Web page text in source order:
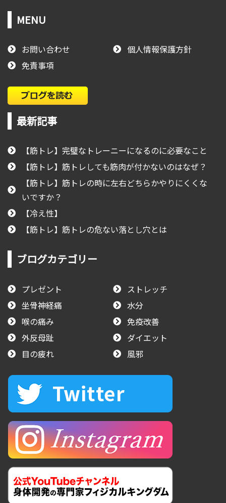
MENU
お問い合わせ
個人情報保護方針
免責事項
最新記事
【筋トレ】完璧なトレーニーになるのに必要なこと
【筋トレ】筋トレしても筋肉が付かないのはなぜ？
【筋トレ】筋トレの時に左右どちらかやりにくくな
いですか？
【冷え性】
【筋トレ】筋トレの危ない落とし穴とは
ブログカテゴリー
プレゼント
ストレッチ
坐骨神経痛
水分
喉の痛み
免疫改善
外反母趾
ダイエット
目の疲れ
風邪